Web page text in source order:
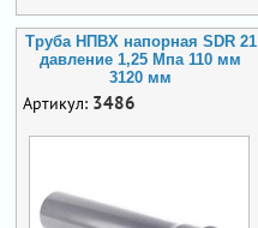
Труба НПВХ напорная SDR 21
давление 1,25 Мпа 110 мм
3120 мм
Артикул: 3486